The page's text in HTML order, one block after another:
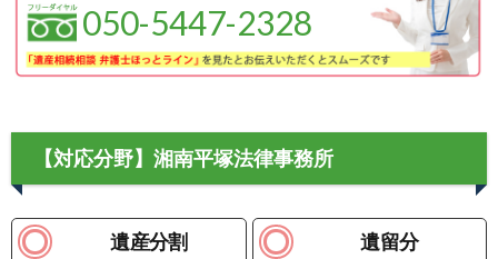
050-5447-2328
【対応分野】湘南平塚法律事務所
遺産分割 遺留分